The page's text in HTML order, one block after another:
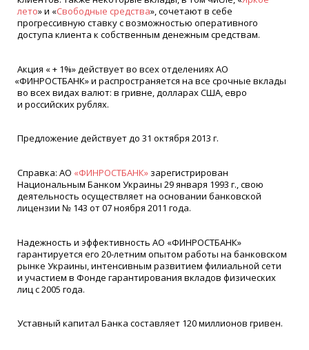
лето» и «Свободные средства», сочетают в себе
прогрессивную ставку с возможностью оперативного
доступа клиента к собственным денежным средствам.
Акция «+ 1%» действует во всех отделениях АО
«ФИНРОСТБАНК» и распространяется на все срочные вклады
во всех видах валют: в гривне, долларах США, евро
и российских рублях.
Предложение действует до 31 октября 2013 г.
Справка: АО «ФИНРОСТБАНК» зарегистрирован
Национальным Банком Украины 29 января 1993 г., свою
деятельность осуществляет на основании банковской
лицензии № 143 от 07 ноября 2011 года.
Надежность и эффективность АО «ФИНРОСТБАНК»
гарантируется его 20-летним опытом работы на банковском
рынке Украины, интенсивным развитием филиальной сети
и участием в Фонде гарантирования вкладов физических
лиц с 2005 года.
Уставный капитал Банка составляет 120 миллионов гривен.